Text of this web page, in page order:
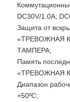
DC30V/1.0A;
Защита от
«ТРЕВОЖНАЯ
ТАМПЕРА;
Память
«ТРЕВОЖНАЯ
Диапазон
+50ºС;